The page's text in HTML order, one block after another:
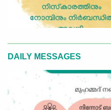
DAILY MESSAGES